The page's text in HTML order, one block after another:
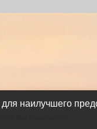
наилучшего